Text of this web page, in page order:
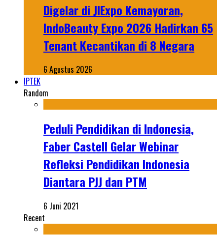
Digelar di JIExpo Kemayoran,
IndoBeauty Expo 2026 Hadirkan 65
Tenant Kecantikan di 8 Negara
6 Agustus 2026
IPTEK
Random
Peduli Pendidikan di Indonesia,
Faber Castell Gelar Webinar
Refleksi Pendidikan Indonesia
Diantara PJJ dan PTM
6 Juni 2021
Recent